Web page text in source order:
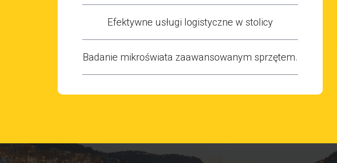
Efektywne usługi logistyczne w stolicy
Badanie mikroświata zaawansowanym sprzętem.